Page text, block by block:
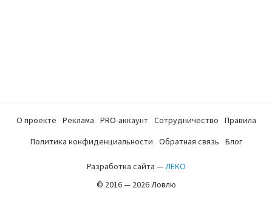
О проекте Реклама PRO-аккаунт Сотрудничество
Правила
Политика конфиденциальности
Обратная связь Блог
Разработка сайта —ЛЕКО
© 2016 — 2026 Ловлю